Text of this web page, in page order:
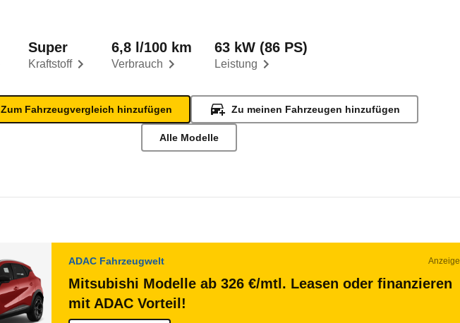
Kraftstoff
Super
Verbrauch
6,8 l/100 km
Leistung
63 kW (86 PS)
Zum Fahrzeugvergleich hinzufügen Zu meinen Fahrzeugen hinzufügen
Alle Modelle
ADAC Fahrzeugwelt Anzeige
Mitsubishi Modelle ab 326 €/mtl. Leasen oder finanzieren
mit ADAC Vorteil!